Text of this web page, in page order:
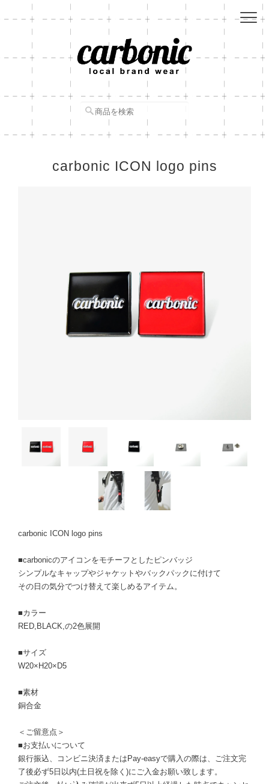
carbonic ICON logo pins
carbonic ICON logo pins
■carbonicのアイコンをモチーフとしたピンバッジ
シンプルなキャップやジャケットやバックパックに付けて
その日の気分でつけ替えて楽しめるアイテム。
■カラー
RED,BLACK,の2色展開
■サイズ
W20×H20×D5
■素材
銅合金
＜ご留意点＞
■お支払いについて
銀行振込、コンビニ決済またはPay-easyで購入の際は、ご注文完
了後必ず5日以内(土日祝を除く)にご入金お願い致します。